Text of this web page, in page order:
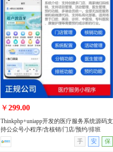
沃德校园助手系统 2.3.0 高级授权版 带
文档 fastadmin插件
无演示
￥299.00
Thinkphp+uniapp开发的医疗服务系统源码支
持公众号小程序/含核销/门店/预约/排班
手
安 保